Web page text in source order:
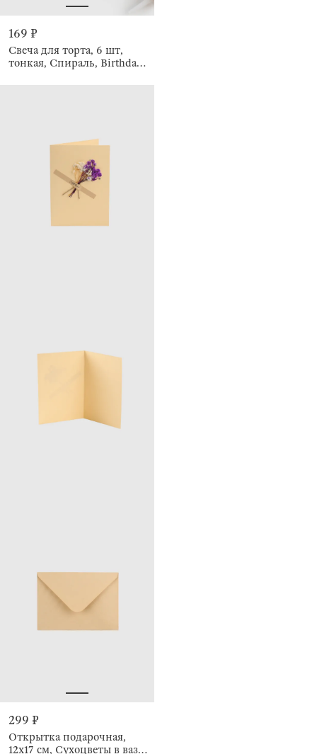
169 ₽
Свеча для торта, 6 шт,
тонкая, Спираль, Birthday
299 ₽
Открытка подарочная,
12х17 см, Сухоцветы в вазе,